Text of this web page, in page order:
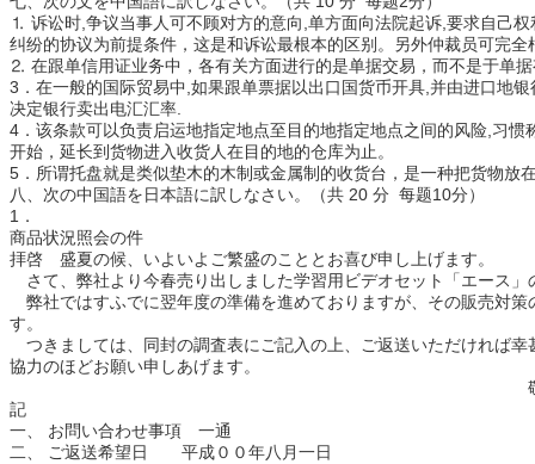
⒈ 诉讼时,争议当事人可不顾对方的意向,单方面向法院起诉,要求自己
纠纷的协议为前提条件，这是和诉讼最根本的区别。另外仲裁员可完
⒉ 在跟单信用证业务中，各有关方面进行的是单据交易，而不是于单
3．在一般的国际贸易中,如果跟单票据以出口国货币开具,并由进口地
决定银行卖出电汇汇率.
4．该条款可以负责启运地指定地点至目的地指定地点之间的风险,习
开始，延长到货物进入收货人在目的地的仓库为止。
5．所谓托盘就是类似垫木的木制或金属制的收货台，是一种把货物
八、次の中国語を日本語に訳しなさい。（共 20 分 每题10分）
1．
商品状況照会の件
拝啓 盛夏の候、いよいよご繁盛のこととお喜び申し上げます。
さて、弊社より今春売り出しました学習用ビデオセット「エース
弊社ではすふでに翌年度の準備を進めておりますが、その販売対
す。
つきましては、同封の調査表にご記入の上、ご返送いただければ
協力のほどお願い申しあげます。
敬
記
一、 お問い合わせ事項 一通
二、 ご返送希望日 平成００年八月一日